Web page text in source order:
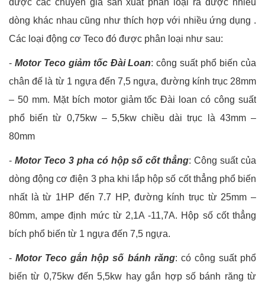
được các chuyên gia sản xuất phân loại ra được nhiều
dòng khác nhau cũng như thích hợp với nhiều ứng dụng .
Các loại động cơ Teco đó được phân loại như sau:
- Motor Teco giảm tốc Đài Loan: công suất phổ biến của
chân đế là từ 1 ngựa đến 7,5 ngựa, đường kính trục 28mm
– 50 mm. Mặt bích motor giảm tốc Đài loan có công suất
phổ biến từ 0,75kw – 5,5kw chiều dài trục là 43mm –
80mm
- Motor Teco 3 pha có hộp số cốt thẳng: Công suất của
dòng động cơ điện 3 pha khi lắp hộp số cốt thẳng phổ biến
nhất là từ 1HP đến 7.7 HP, đường kính trục từ 25mm –
80mm, ampe định mức từ 2,1A -11,7A. Hộp số cốt thẳng
bích phổ biến từ 1 ngựa đến 7,5 ngựa.
-Motor Teco gắn hộp số bánh răng: có công suất phổ
biến từ 0,75kw đến 5,5kw hay gắn hợp số bánh răng từ